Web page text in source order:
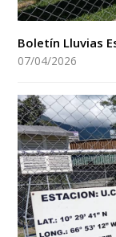
Boletín Lluvias
07/04/2026